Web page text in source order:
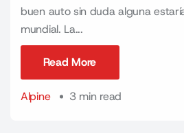
buen auto sin duda alguna
mundial. La...
Read More
Alpine
3 min read